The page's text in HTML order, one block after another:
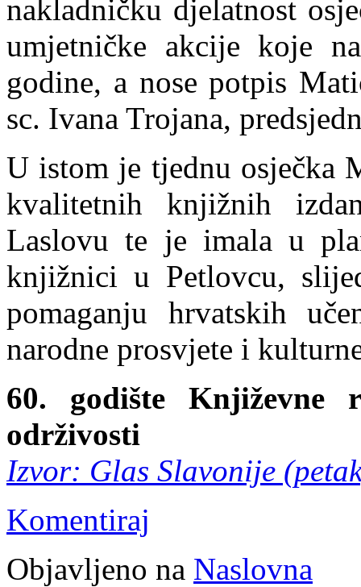
nakladničku djelatnost
umjetničke akcije koje
godine, a nose potpis
sc. Ivana Trojana,
U istom je tjednu osječka
kvalitetnih knjižnih
Laslovu te je imala u
knjižnici u Petlovcu,
pomaganju hrvatskih
narodne prosvjete i
60. godište Književne
održivosti
Izvor: Glas Slavonije
Komentiraj
Objavljeno na Naslovna